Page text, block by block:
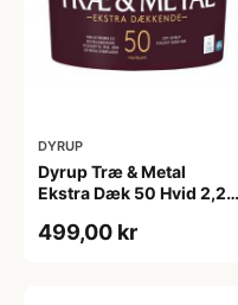
DYRUP
Dyrup Træ & Metal
Ekstra Dæk 50 Hvid 2,25
499,00 kr